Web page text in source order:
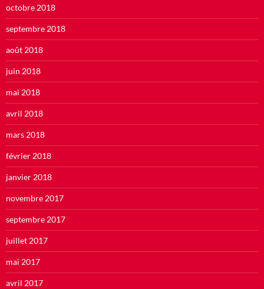
octobre 2018
septembre 2018
août 2018
juin 2018
mai 2018
avril 2018
mars 2018
février 2018
janvier 2018
novembre 2017
septembre 2017
juillet 2017
mai 2017
avril 2017